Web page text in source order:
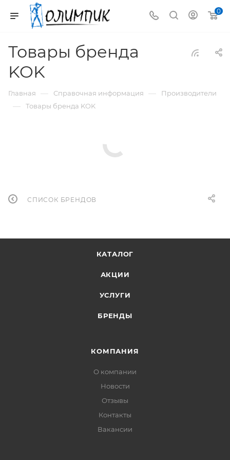
0
Товары бренда
KOK
Главная — Справочная информация — Производители
— Товары бренда KOK
СПИСОК БРЕНДОВ
КАТАЛОГ
АКЦИИ
УСЛУГИ
БРЕНДЫ
КОМПАНИЯ
О компании
Новости
Отзывы
Контакты
Вакансии